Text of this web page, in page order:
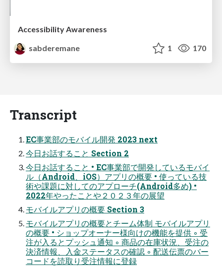
Accessibility Awareness
sabderemane
1 170
Transcript
EC事業部のモバイル開発 2023 next
今日お話すること Section 2
今日お話すること • EC事業部で開発しているモバイ
ル（Android、iOS）アプリの概要 • 使っている技
術や課題に対してのアプローチ(Android多め) •
2022年やったことや２０２３年の展望
モバイルアプリの概要 Section 3
モバイルアプリの概要とチーム体制 モバイルアプリ
の概要 • ショップオーナー様向けの機能を提供 ◦ 受
注が入るとプッシュ通知 ◦ 商品の在庫状況、受注の
決済情報、入金ステータスの確認 ◦ 配送伝票のバー
コードを読取り受注情報に登録